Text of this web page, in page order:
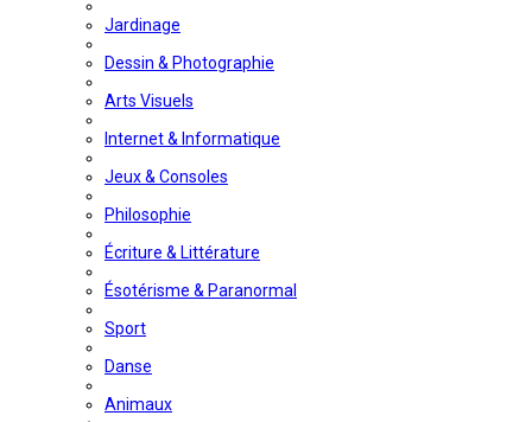
Jardinage
Dessin & Photographie
Arts Visuels
Internet & Informatique
Jeux & Consoles
Philosophie
Écriture & Littérature
Ésotérisme & Paranormal
Sport
Danse
Animaux